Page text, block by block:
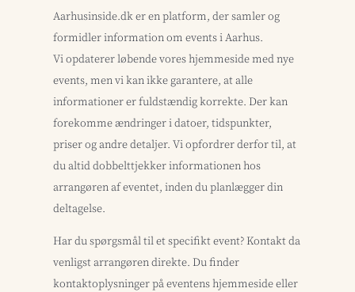
Aarhusinside.dk er en platform, der samler og
formidler information om events i Aarhus.
Vi opdaterer løbende vores hjemmeside med nye
events, men vi kan ikke garantere, at alle
informationer er fuldstændig korrekte. Der kan
forekomme ændringer i datoer, tidspunkter,
priser og andre detaljer. Vi opfordrer derfor til, at
du altid dobbelttjekker informationen hos
arrangøren af eventet, inden du planlægger din
deltagelse.
Har du spørgsmål til et specifikt event? Kontakt da
venligst arrangøren direkte. Du finder
kontaktoplysninger på eventens hjemmeside eller